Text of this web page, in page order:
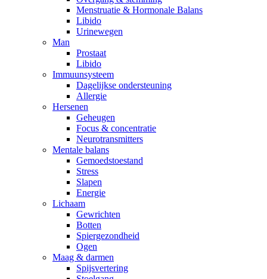
Menstruatie & Hormonale Balans
Libido
Urinewegen
Man
Prostaat
Libido
Immuunsysteem
Dagelijkse ondersteuning
Allergie
Hersenen
Geheugen
Focus & concentratie
Neurotransmitters
Mentale balans
Gemoedstoestand
Stress
Slapen
Energie
Lichaam
Gewrichten
Botten
Spiergezondheid
Ogen
Maag & darmen
Spijsvertering